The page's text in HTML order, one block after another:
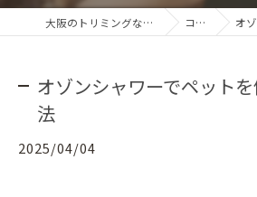
大阪のトリミングならDogWan コラム オゾ
オゾンシャワーでペット
法
2025/04/04